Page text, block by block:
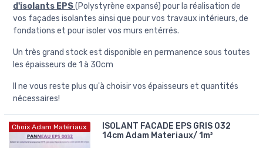
d'isolants EPS(Polystyrène expansé) pour la réalisation de
vos façades isolantes ainsi que pour vos travaux intérieurs, de
fondations et pour isoler vos murs entérrés.
Un très grand stock est disponible en permanence sous toutes
les épaisseurs de 1 à 30cm
Il ne vous reste plus qu'à choisir vos épaisseurs et quantités
nécessaires!
Choix Adam Matériaux
ISOLANT FACADE EPS GRIS 032
14cm Adam Materiaux/ 1m²